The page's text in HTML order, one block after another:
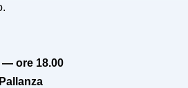
— ore 18.00